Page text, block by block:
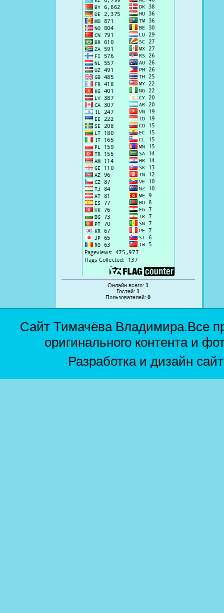
Онлайн всего:1
Гостей:1
Пользователей:0
Сайт Тимачёва Владимира.Все
оригинального контента и
Разработка и дизайн